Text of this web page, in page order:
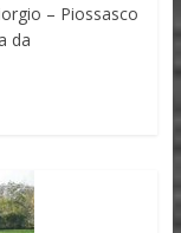
– Piossasco
da